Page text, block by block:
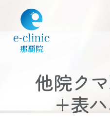
他院ク
+表